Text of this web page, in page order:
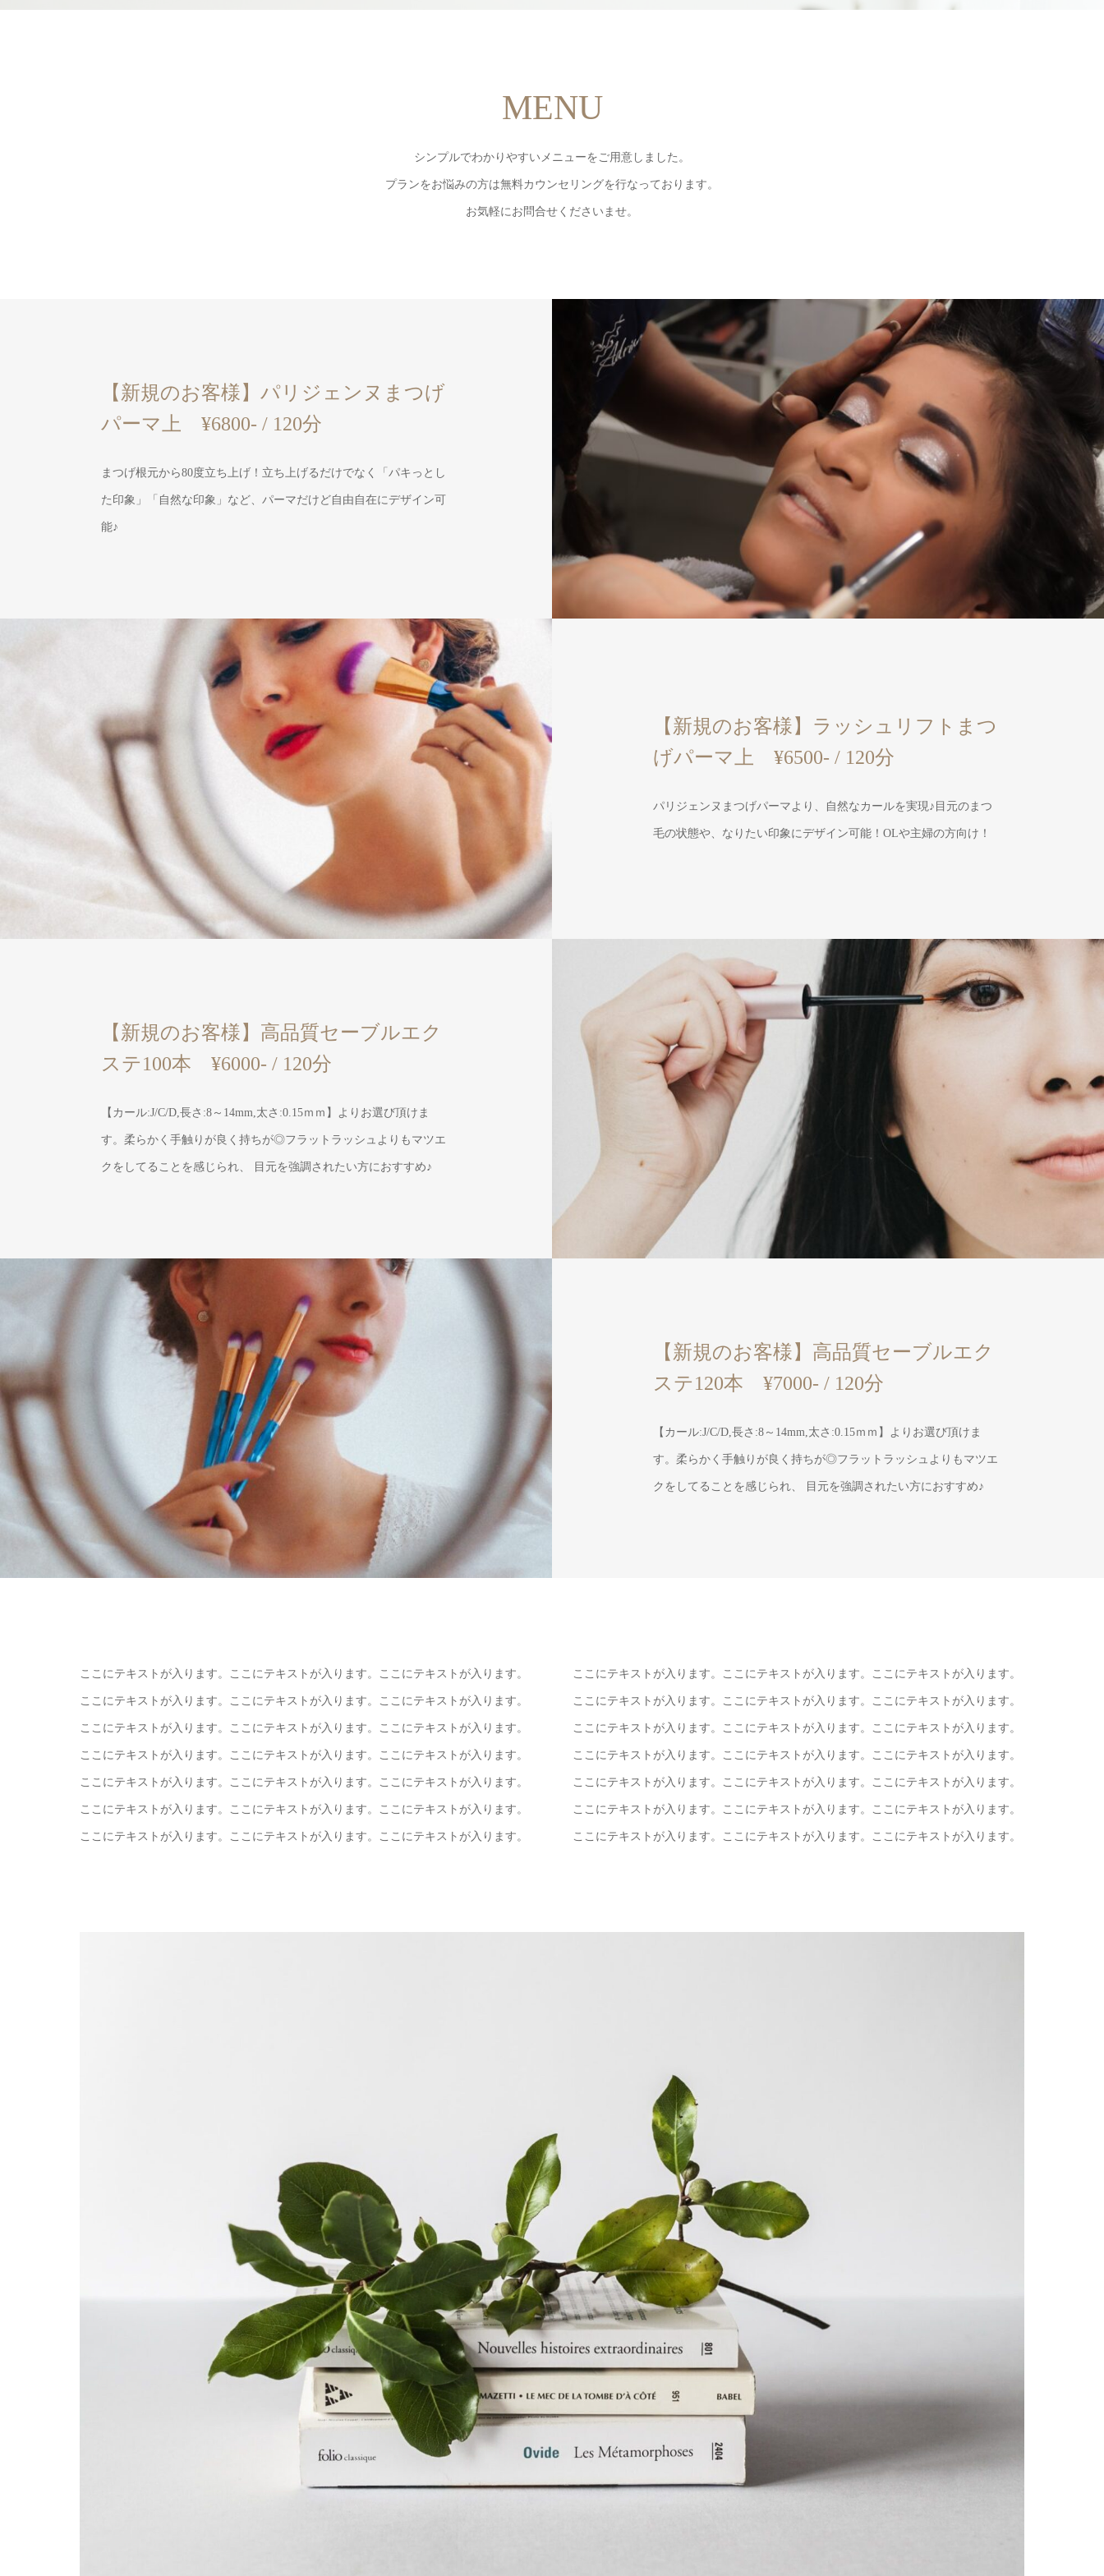
MENU
シンプルでわかりやすいメニューをご用意しました。
プランをお悩みの方は無料カウンセリングを行なっております。
お気軽にお問合せくださいませ。
【新規のお客様】パリジェンヌまつげ
パーマ上 ¥6800- / 120分
まつげ根元から80度立ち上げ！立ち上げるだけでなく「パキっとし
た印象」「自然な印象」など、パーマだけど自由自在にデザイン可
能♪
【新規のお客様】ラッシュリフトまつ
げパーマ上 ¥6500- / 120分
パリジェンヌまつげパーマより、自然なカールを実現♪目元のまつ
毛の状態や、なりたい印象にデザイン可能！OLや主婦の方向け！
【新規のお客様】高品質セーブルエク
ステ100本 ¥6000- / 120分
【カール:J/C/D,長さ:8～14mm,太さ:0.15ｍｍ】よりお選び頂けま
す。柔らかく手触りが良く持ちが◎フラットラッシュよりもマツエ
クをしてることを感じられ、 目元を強調されたい方におすすめ♪
【新規のお客様】高品質セーブルエク
ステ120本 ¥7000- / 120分
【カール:J/C/D,長さ:8～14mm,太さ:0.15ｍｍ】よりお選び頂けま
す。柔らかく手触りが良く持ちが◎フラットラッシュよりもマツエ
クをしてることを感じられ、 目元を強調されたい方におすすめ♪
ここにテキストが入ります。ここにテキストが入ります。ここにテキストが入ります。
ここにテキストが入ります。ここにテキストが入ります。ここにテキストが入ります。
ここにテキストが入ります。ここにテキストが入ります。ここにテキストが入ります。
ここにテキストが入ります。ここにテキストが入ります。ここにテキストが入ります。
ここにテキストが入ります。ここにテキストが入ります。ここにテキストが入ります。
ここにテキストが入ります。ここにテキストが入ります。ここにテキストが入ります。
ここにテキストが入ります。ここにテキストが入ります。ここにテキストが入ります。
ここにテキストが入ります。ここにテキストが入ります。ここにテキストが入ります。
ここにテキストが入ります。ここにテキストが入ります。ここにテキストが入ります。
ここにテキストが入ります。ここにテキストが入ります。ここにテキストが入ります。
ここにテキストが入ります。ここにテキストが入ります。ここにテキストが入ります。
ここにテキストが入ります。ここにテキストが入ります。ここにテキストが入ります。
ここにテキストが入ります。ここにテキストが入ります。ここにテキストが入ります。
ここにテキストが入ります。ここにテキストが入ります。ここにテキストが入ります。